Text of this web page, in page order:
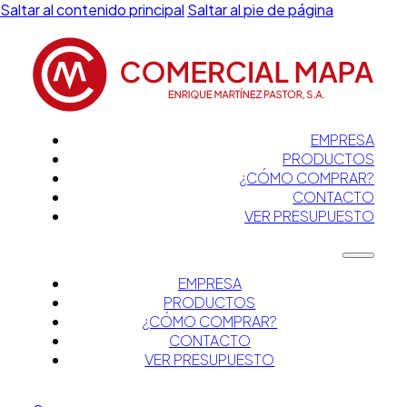
Saltar al contenido principal Saltar al pie de página
EMPRESA
PRODUCTOS
¿CÓMO COMPRAR?
CONTACTO
VER PRESUPUESTO
EMPRESA
PRODUCTOS
¿CÓMO COMPRAR?
CONTACTO
VER PRESUPUESTO